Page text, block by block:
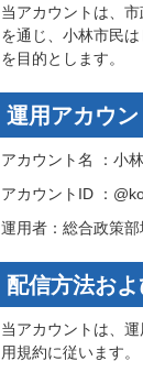
当アカウントは、
を通じ、小林市民
を目的とします。
運用アカウン
アカウント名 ：小
アカウントID ：
運用者：総合政策
配信方法お
当アカウントは、
用規約に従います。